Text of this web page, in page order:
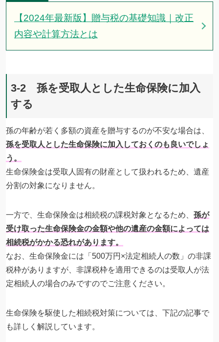
【2024年最新版】贈与税の基礎知識｜改正
内容や計算方法とは
3-2 孫を受取人とした生命保険に加入
する
孫の年齢が若く多額の資産を贈与するのが不安な場合は、
孫を受取人とした生命保険に加入しておくのも良いでしょ
う。
生命保険金は受取人固有の財産として扱われるため、遺産
分割の対象になりません。
一方で、生命保険金は相続税の課税対象となるため、 孫が
受け取った生命保険金の金額や他の遺産の金額によっては
相続税がかかる恐れがあります。
なお、生命保険金には「500万円×法定相続人の数」の非課
税枠がありますが、非課税枠を適用できるのは受取人が法
定相続人の場合のみですのでご注意ください。
生命保険を駆使した相続税対策については、下記の記事で
も詳しく解説しています。